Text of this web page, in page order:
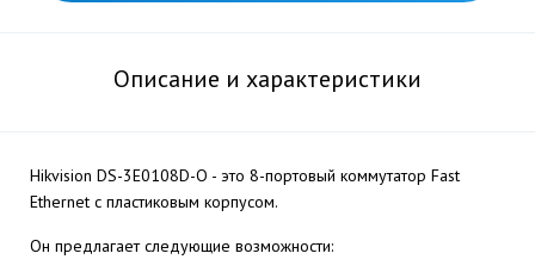
Описание и характеристики
Hikvision DS-3E0108D-O - это 8-портовый коммутатор Fast
Ethernet с пластиковым корпусом.
Он предлагает следующие возможности: